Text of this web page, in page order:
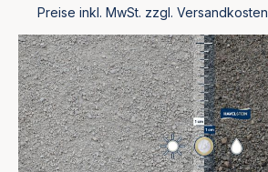
Preise inkl. MwSt. zzgl. Versandkosten